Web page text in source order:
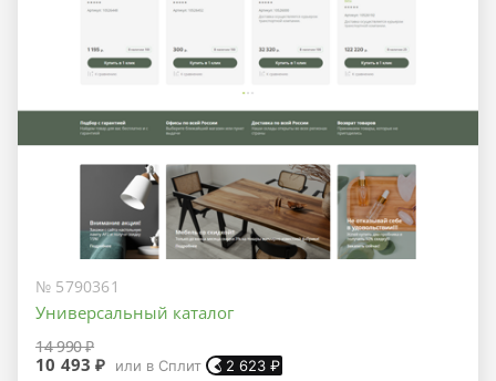
№ 5790361
Универсальный каталог
14 990 ₽
10 493 ₽ или в Сплит 2 623₽